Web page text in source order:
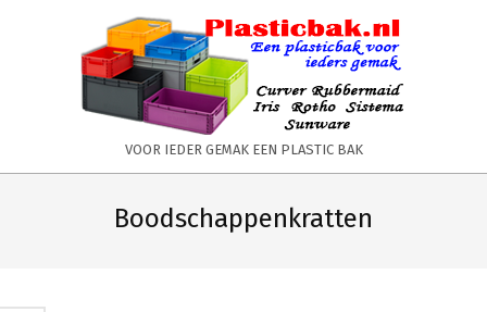
PLASTICBAK.NL
VOOR IEDER GEMAK EEN PLASTIC BAK
Boodschappenkratten